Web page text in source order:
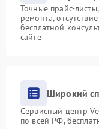
Точные прайс-
ремонта,
бесплатной
сайте
Широкий
Сервисный центр
по всей РФ,